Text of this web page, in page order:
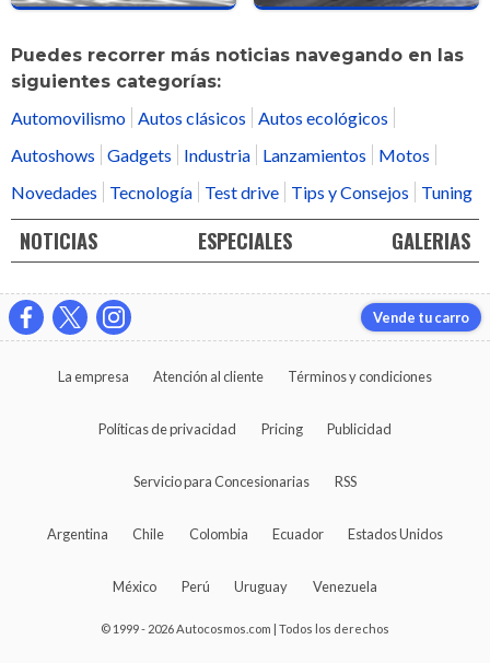
Puedes recorrer más noticias navegando en las
siguientes categorías:
Automovilismo Autos clásicos
Autos ecológicos
Autoshows
Gadgets Industria Lanzamientos
Motos
Novedades
Tecnología Test drive Tips y Consejos Tuning
NOTICIAS ESPECIALES GALERIAS
Vende tu carro
La empresa Atención al cliente Términos y condiciones
Políticas de privacidad Pricing Publicidad
Servicio para Concesionarias RSS
Argentina Chile Colombia Ecuador Estados Unidos
México Perú Uruguay Venezuela
© 1999 - 2026 Autocosmos.com | Todos los derechos